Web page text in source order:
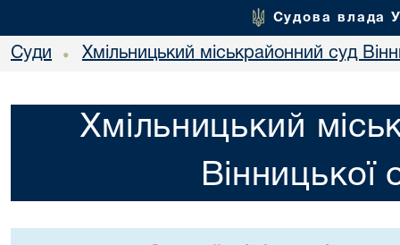
Судова влада
Суди • Хмільницький міськрайонний суд
Хмільницький
Вінницької